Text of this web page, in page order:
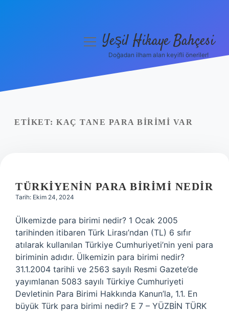
Yasal Uyarı
menüyüYeşil Hikaye Bahçesi
Doğadan ilham alan keyifli öneriler!
ETIKET: KAÇ TANE PARA BIRIMI VAR
TÜRKIYENIN PARA BIRIMI NEDIR
Tarih: Ekim 24, 2024
Ülkemizde para birimi nedir? 1 Ocak 2005
tarihinden itibaren Türk Lirası’ndan (TL) 6 sıfır
atılarak kullanılan Türkiye Cumhuriyeti’nin yeni para
biriminin adıdır. Ülkemizin para birimi nedir?
31.1.2004 tarihli ve 2563 sayılı Resmi Gazete’de
yayımlanan 5083 sayılı Türkiye Cumhuriyeti
Devletinin Para Birimi Hakkında Kanun’la, 1.1. En
büyük Türk para birimi nedir? E 7 – YÜZBİN TÜRK